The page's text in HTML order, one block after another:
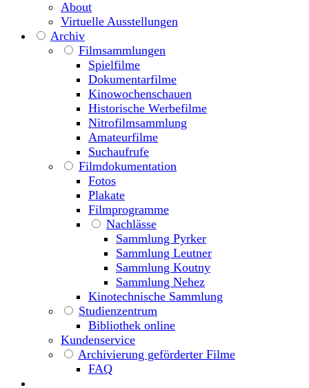
About
Virtuelle Ausstellungen
Archiv
Filmsammlungen
Spielfilme
Dokumentarfilme
Kinowochenschauen
Historische Werbefilme
Nitrofilmsammlung
Amateurfilme
Suchaufrufe
Filmdokumentation
Fotos
Plakate
Filmprogramme
Nachlässe
Sammlung Pyrker
Sammlung Leutner
Sammlung Koutny
Sammlung Nehez
Kinotechnische Sammlung
Studienzentrum
Bibliothek online
Kundenservice
Archivierung geförderter Filme
FAQ